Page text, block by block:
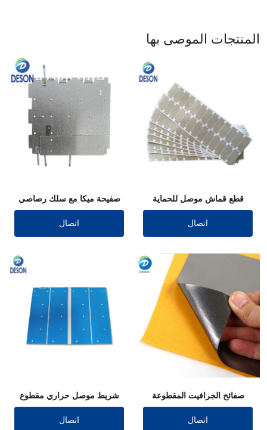
المنتجات الموصى بها
قطع قماش موصل للحماية
اتصال
صفيحة ميكا مع سلك رصاصي
اتصال
صفائح الجرافيت المقطوعة
بالقالب
اتصال
شريط موصل حراري مقطوع
بالقالب
اتصال